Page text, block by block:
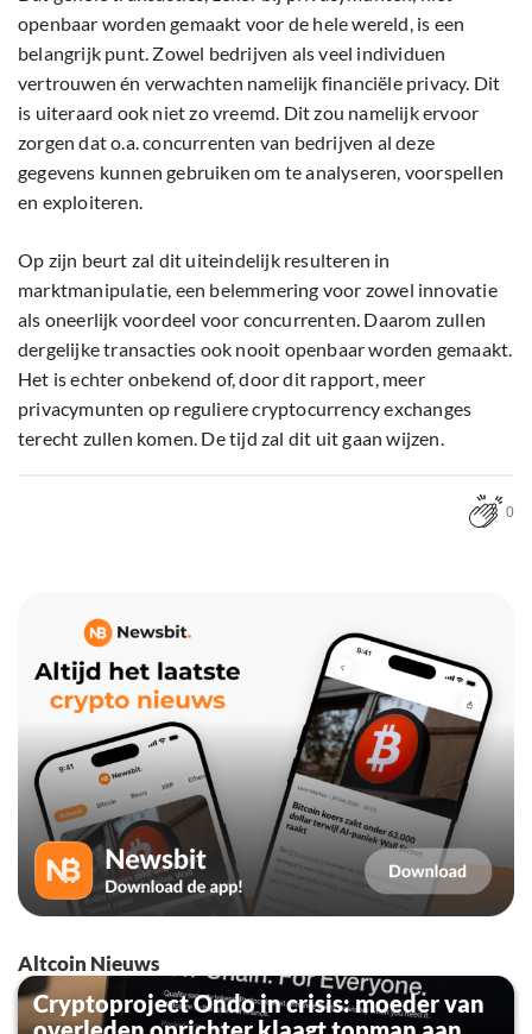
openbaar worden gemaakt voor de hele wereld, is een
belangrijk punt. Zowel bedrijven als veel individuen
vertrouwen én verwachten namelijk financiële privacy. Dit
is uiteraard ook niet zo vreemd. Dit zou namelijk ervoor
zorgen dat o.a. concurrenten van bedrijven al deze
gegevens kunnen gebruiken om te analyseren, voorspellen
en exploiteren.
Op zijn beurt zal dit uiteindelijk resulteren in
marktmanipulatie, een belemmering voor zowel innovatie
als oneerlijk voordeel voor concurrenten. Daarom zullen
dergelijke transacties ook nooit openbaar worden gemaakt.
Het is echter onbekend of, door dit rapport, meer
privacymunten op reguliere cryptocurrency exchanges
terecht zullen komen. De tijd zal dit uit gaan wijzen.
0
Altcoin Nieuws
Cryptoproject Ondo in crisis: moeder van